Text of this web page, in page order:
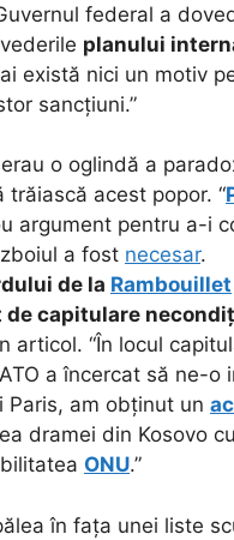
federal a
planului
există nici un motiv
sancțiuni.”
o oglindă a
trăiască acest popor. “
argument pentru a-i
a fost necesar.
de la Rambouillet
de capitulare
articol. “În locul
a încercat să ne-o
Paris, am obținut un
dramei din Kosovo cu
ONU.”
în fața unei liste